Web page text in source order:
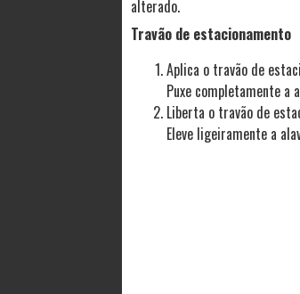
alterado.
Travão de estacionamento
Aplica o travão de
Puxe completamente a
Liberta o travão de
Eleve ligeiramente a